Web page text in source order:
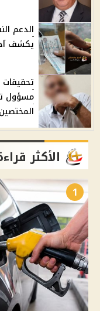
الدعم
يكشف
تحقيقات
مسؤول
المختصين
الأكثر
1